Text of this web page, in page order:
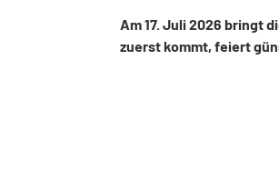
Am 17. Juli 2026 bringt
zuerst kommt, feiert